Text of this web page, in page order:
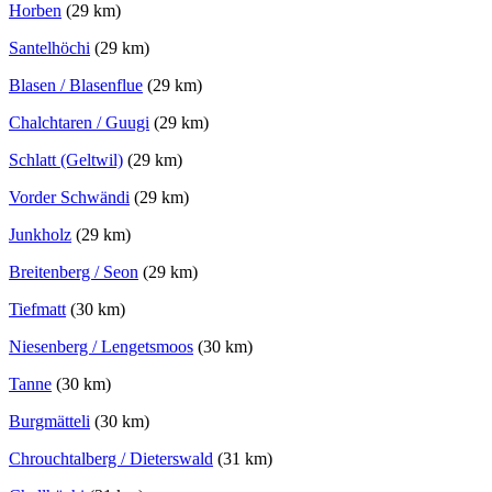
Horben (29 km)
Santelhöchi (29 km)
Blasen / Blasenflue (29 km)
Chalchtaren / Guugi (29 km)
Schlatt (Geltwil) (29 km)
Vorder Schwändi (29 km)
Junkholz (29 km)
Breitenberg / Seon (29 km)
Tiefmatt(30 km)
Niesenberg / Lengetsmoos (30 km)
Tanne (30 km)
Burgmätteli (30 km)
Chrouchtalberg / Dieterswald (31 km)